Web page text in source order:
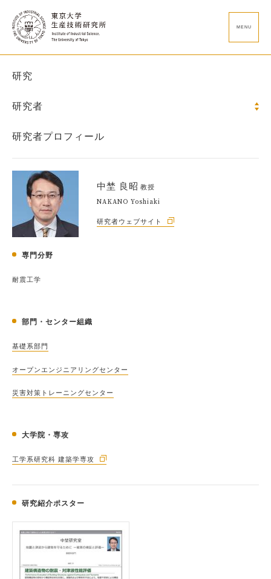
MENU
研究
研究者
研究者プロフィール
中埜 良昭 教授
NAKANO Yoshiaki
研究者ウェブサイト
専門分野
耐震工学
部門・センター組織
基礎系部門
オープンエンジニアリングセンター
災害対策トレーニングセンター
大学院・専攻
工学系研究科 建築学専攻
研究紹介ポスター